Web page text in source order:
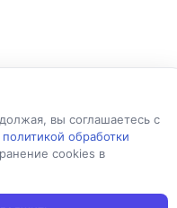
вы соглашаетесь с
политикой обработки
cookies в